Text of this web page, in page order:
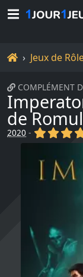
Accueil
Jeux de
COMPLÉMENT
de
2020 - (x) (x) (x)